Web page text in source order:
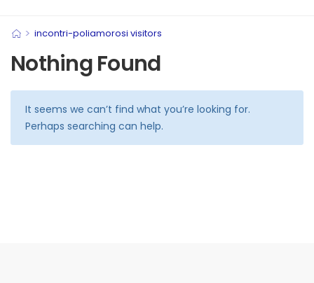
> incontri-poliamorosi visitors
Nothing Found
It seems we can’t find what you’re looking for.
Perhaps searching can help.